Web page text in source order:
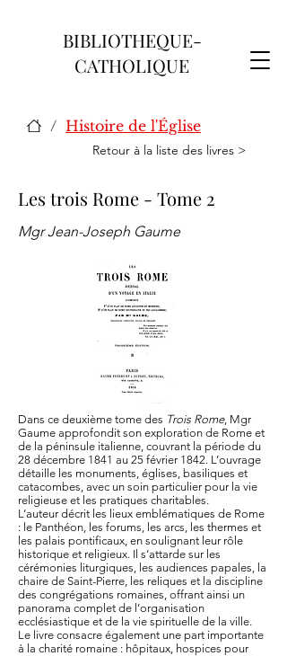
BIBLIOTHEQUE-
CATHOLIQUE
/ Histoire de l'Église
Retour à la liste des livres >
Les trois Rome - Tome 2
Mgr Jean-Joseph Gaume
Dans ce deuxième tome des Trois Rome, Mgr
Gaume approfondit son exploration de Rome et
de la péninsule italienne, couvrant la période du
28 décembre 1841 au 25 février 1842. L’ouvrage
détaille les monuments, églises, basiliques et
catacombes, avec un soin particulier pour la vie
religieuse et les pratiques charitables.
L’auteur décrit les lieux emblématiques de Rome
: le Panthéon, les forums, les arcs, les thermes et
les palais pontificaux, en soulignant leur rôle
historique et religieux. Il s’attarde sur les
cérémonies liturgiques, les audiences papales, la
chaire de Saint-Pierre, les reliques et la discipline
des congrégations romaines, offrant ainsi un
panorama complet de l’organisation
ecclésiastique et de la vie spirituelle de la ville.
Le livre consacre également une part importante
à la charité romaine : hôpitaux, hospices pour